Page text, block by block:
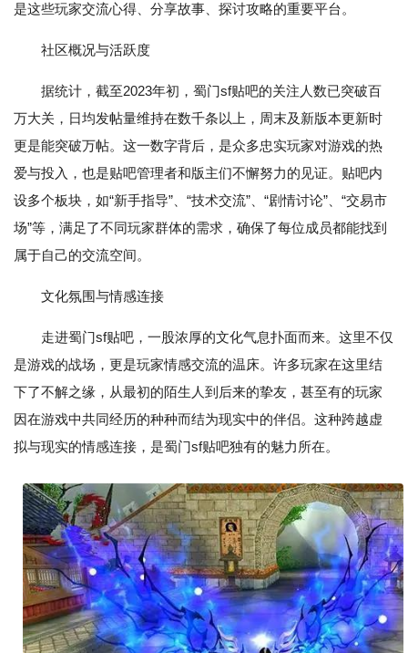
是这些玩家交流心得、分享故事、探讨攻略的重要平台。
社区概况与活跃度
据统计，截至2023年初，蜀门sf贴吧的关注人数已突破百
万大关，日均发帖量维持在数千条以上，周末及新版本更新时
更是能突破万帖。这一数字背后，是众多忠实玩家对游戏的热
爱与投入，也是贴吧管理者和版主们不懈努力的见证。贴吧内
设多个板块，如“新手指导”、“技术交流”、“剧情讨论”、“交易市
场”等，满足了不同玩家群体的需求，确保了每位成员都能找到
属于自己的交流空间。
文化氛围与情感连接
走进蜀门sf贴吧，一股浓厚的文化气息扑面而来。这里不仅
是游戏的战场，更是玩家情感交流的温床。许多玩家在这里结
下了不解之缘，从最初的陌生人到后来的挚友，甚至有的玩家
因在游戏中共同经历的种种而结为现实中的伴侣。这种跨越虚
拟与现实的情感连接，是蜀门sf贴吧独有的魅力所在。